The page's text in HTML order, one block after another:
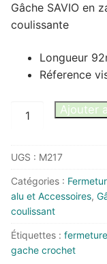
Gâche SAVIO en
coulissante
Longueur
Réference
quantité
en
zamak
pour
baie
coulissante
340
Ajouter
UGS : M217
Catégories :
alu et Accessoires,
coulissant
Étiquettes :
gache crochet